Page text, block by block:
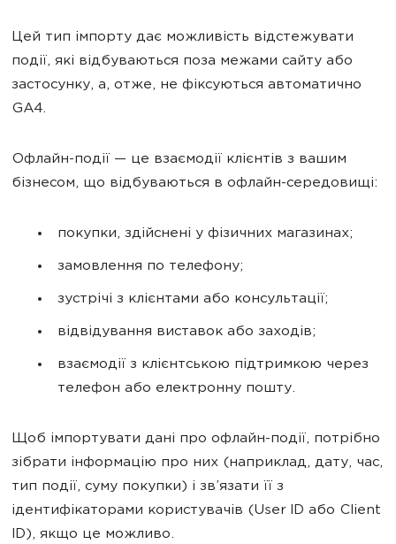
Цей тип імпорту дає можливість відстежувати
події, які відбуваються поза межами сайту або
застосунку, а, отже, не фіксуються автоматично
GA4.
Офлайн-події — це взаємодії клієнтів з вашим
бізнесом, що відбуваються в офлайн-середовищі:
покупки, здійснені у фізичних магазинах;
замовлення по телефону;
зустрічі з клієнтами або консультації;
відвідування виставок або заходів;
взаємодії з клієнтською підтримкою через
телефон або електронну пошту.
Щоб імпортувати дані про офлайн-події, потрібно
зібрати інформацію про них (наприклад, дату, час,
тип події, суму покупки) і зв’язати її з
ідентифікаторами користувачів (User ID або Client
ID), якщо це можливо.